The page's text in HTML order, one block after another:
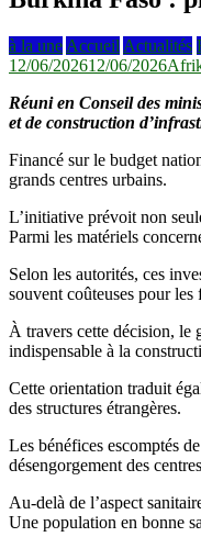
à la une Accueil Actualités
12/06/202612/06/2026
Réuni en Conseil des
et de construction
Financé sur le budget
grands centres urbains.
L’initiative prévoit non
Parmi les matériels
Selon les autorités, ces
souvent coûteuses pour les
À travers cette décision, le
indispensable à la
Cette orientation traduit
des structures étrangères.
Les bénéfices escomptés
désengorgement des
Au-delà de l’aspect
Une population en bonne